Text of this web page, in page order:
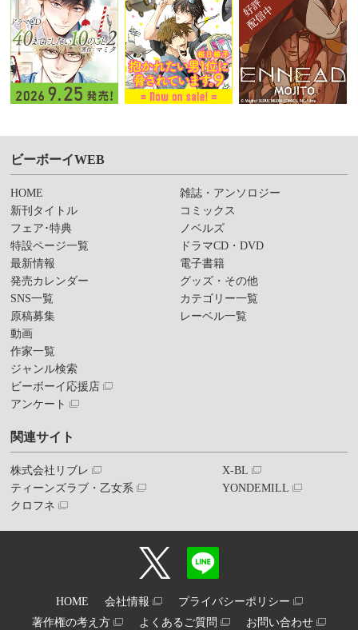
ビーボーイWEB
HOME
新刊タイトル
フェア･特典
特設ページ一覧
最新情報
発売カレンダー
SNS一覧
原稿募集
動画
作家一覧
ジャンル検索
ビーボーイ応援店
アンケート
雑誌・アンソロジー
コミックス
ノベルズ
ドラマCD・DVD
電子書籍
グッズ・その他
カテゴリー一覧
レーベル一覧
関連サイト
株式会社リブレ
ティーンズラブ・乙女系
クロフネ
X-BL
YONDEMILL
HOME 会社情報
プライバシーポリシー
著作権の考え方
よくあるご質問 お問い合わせ